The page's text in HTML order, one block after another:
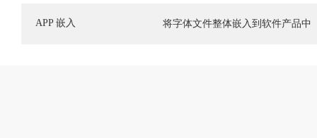
APP 嵌入 将字体文件整体嵌入到软件产品中